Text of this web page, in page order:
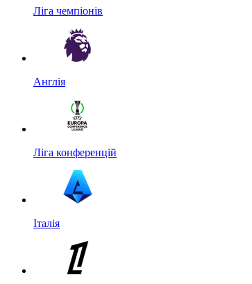
Ліга чемпіонів
Англія
Ліга конференцій
Італія